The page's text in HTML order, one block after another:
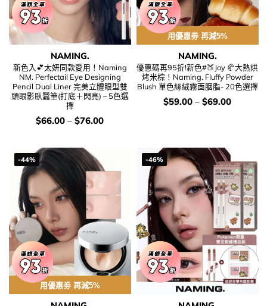
NAMING.
新色入💕太妍同款愛用！Naming
NM. Perfectail Eye Designing
Pencil Dual Liner 完美立體眼型雙
頭眼影臥蠶筆(打底＋閃亮) – 5色選
擇
價
錢：
$66.00 – $76.00
用優惠劵 再減5%
NAMING.
優惠碼再95折!新色#🍑Joy 🥐大熱烘
烤米棕！Naming. Fluffy Powder
Blush 單色絲絨霧面胭脂- 20色選擇
價
錢：
$59.00 – $69.00
-44%
用優惠劵 再減5%
-46%